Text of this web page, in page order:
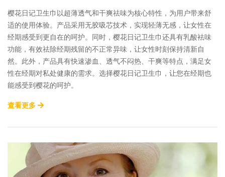
樱花日记卫生巾以超薄透气和干爽祛味为核心特性，为用户带来舒
适的使用体验。产品采用无胶吸芯技术，实现轻薄无感，让女性在
经期感受到更自在的呵护。同时，樱花日记卫生巾还具有乳酸袪味
功能，有效祛除经期残留的不正常异味，让女性时刻保持清新自
然。此外，产品具有快速渗血、透气不闷热、干爽等特点，满足女
性在经期对私处健康的需求。选择樱花日记卫生巾，让您在经期也
能感受到樱花的呵护。
查看更多